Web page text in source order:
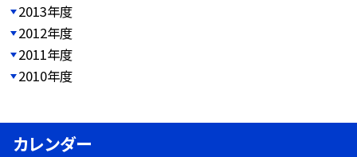
2013年度
2012年度
2011年度
2010年度
カレンダー